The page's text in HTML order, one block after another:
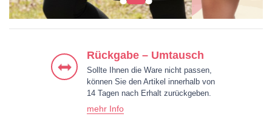
Rückgabe – Umtausch
Sollte Ihnen die Ware nicht passen,
können Sie den Artikel innerhalb von
14 Tagen nach Erhalt zurückgeben.
mehr Info